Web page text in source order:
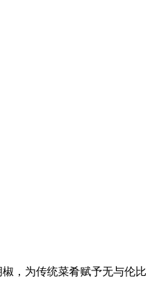
，为传统菜肴赋予无与伦比